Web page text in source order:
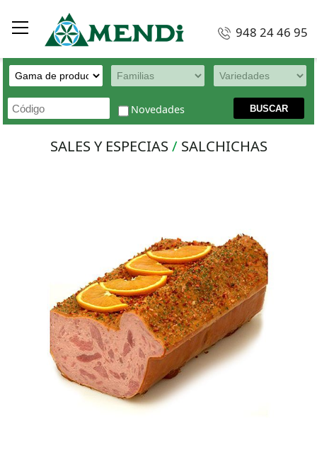
948 24 46 95
Novedades
SALES Y ESPECIAS / SALCHICHAS